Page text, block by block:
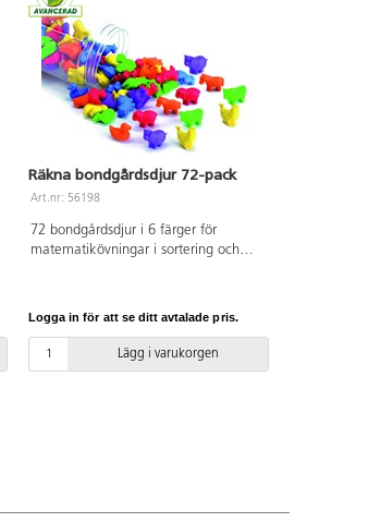
Räkna bondgårdsdjur 72-pack
Art.nr: 56198
72 bondgårdsdjur i 6 färger för
matematikövningar i sortering och
Logga in för att se ditt avtalade pris.
Lägg i varukorgen